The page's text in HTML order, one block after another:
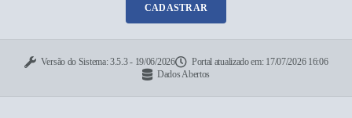
CADASTRAR
Versão do Sistema:3.5.3 - 19/06/2026 Portal atualizado em: 17/07/2026 16:06
Dados Abertos